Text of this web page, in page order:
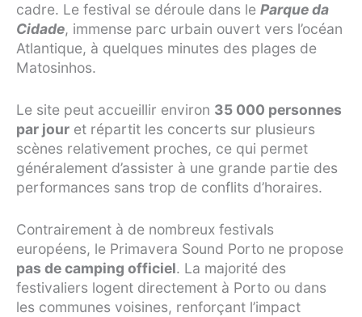
cadre. Le festival se déroule dans le Parque da
Cidade, immense parc urbain ouvert vers l’océan
Atlantique, à quelques minutes des plages de
Matosinhos.
Le site peut accueillir environ 35 000 personnes
par jour et répartit les concerts sur plusieurs
scènes relativement proches, ce qui permet
généralement d’assister à une grande partie des
performances sans trop de conflits d’horaires.
Contrairement à de nombreux festivals
européens, le Primavera Sound Porto ne propose
pas de camping officiel. La majorité des
festivaliers logent directement à Porto ou dans
les communes voisines, renforçant l’impact